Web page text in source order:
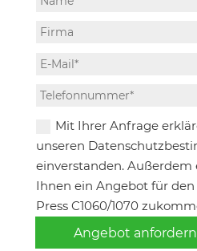
Mit Ihrer Anfrage
unseren
einverstanden. Außerdem
Ihnen ein Angebot für
Press C1060/1070
Angebot anfordern